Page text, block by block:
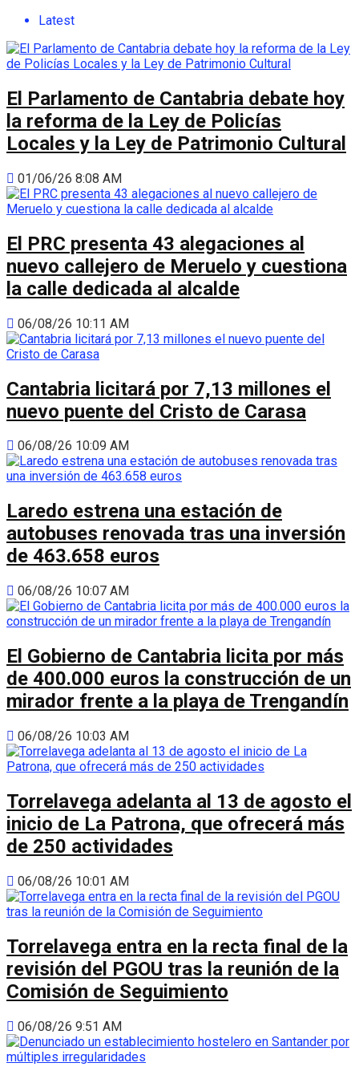
Latest
El Parlamento de Cantabria debate hoy
la reforma de la Ley de Policías
Locales y la Ley de Patrimonio Cultural
01/06/26 8:08 AM
El PRC presenta 43 alegaciones al
nuevo callejero de Meruelo y cuestiona
la calle dedicada al alcalde
06/08/26 10:11 AM
Cantabria licitará por 7,13 millones el
nuevo puente del Cristo de Carasa
06/08/26 10:09 AM
Laredo estrena una estación de
autobuses renovada tras una inversión
de 463.658 euros
06/08/26 10:07 AM
El Gobierno de Cantabria licita por más
de 400.000 euros la construcción de un
mirador frente a la playa de Trengandín
06/08/26 10:03 AM
Torrelavega adelanta al 13 de agosto el
inicio de La Patrona, que ofrecerá más
de 250 actividades
06/08/26 10:01 AM
Torrelavega entra en la recta final de la
revisión del PGOU tras la reunión de la
Comisión de Seguimiento
06/08/26 9:51 AM